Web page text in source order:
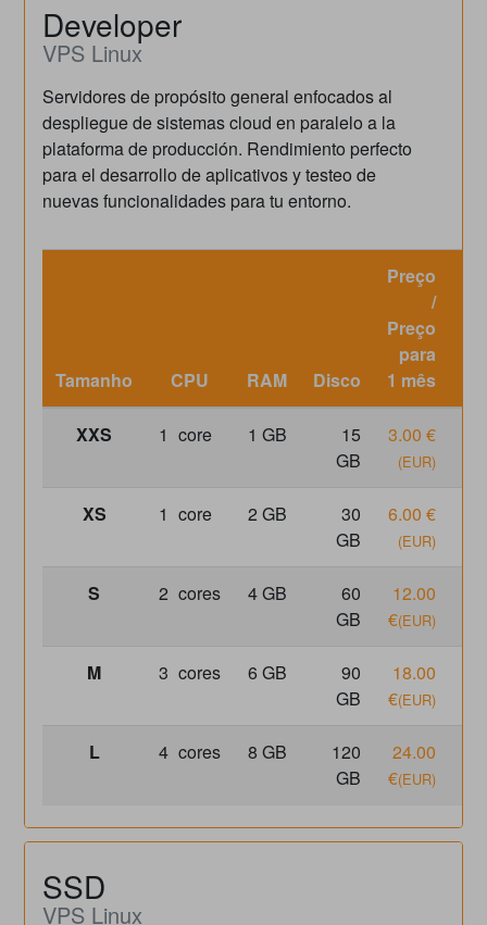
Developer
VPS Linux
Servidores de propósito general enfocados al
despliegue de sistemas cloud en paralelo a la
plataforma de producción. Rendimiento perfecto
para el desarrollo de aplicativos y testeo de
nuevas funcionalidades para tu entorno.
Tamanho CPU RAM Disco
Preço
/
Preço
para
1 mês
XXS 1 core 1 GB
15
GB
3.00 €
(EUR)
XS 1 core 2 GB
30
GB
6.00 €
(EUR)
S 2 cores 4 GB
60
GB
12.00
€(EUR)
M 3 cores 6 GB
90
GB
18.00
€(EUR)
L 4 cores 8 GB
120
GB
24.00
€(EUR)
SSD
VPS Linux